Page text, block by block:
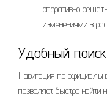
оперативно
изменениями в
Удобный
Навигация по
позволяет быстро найти